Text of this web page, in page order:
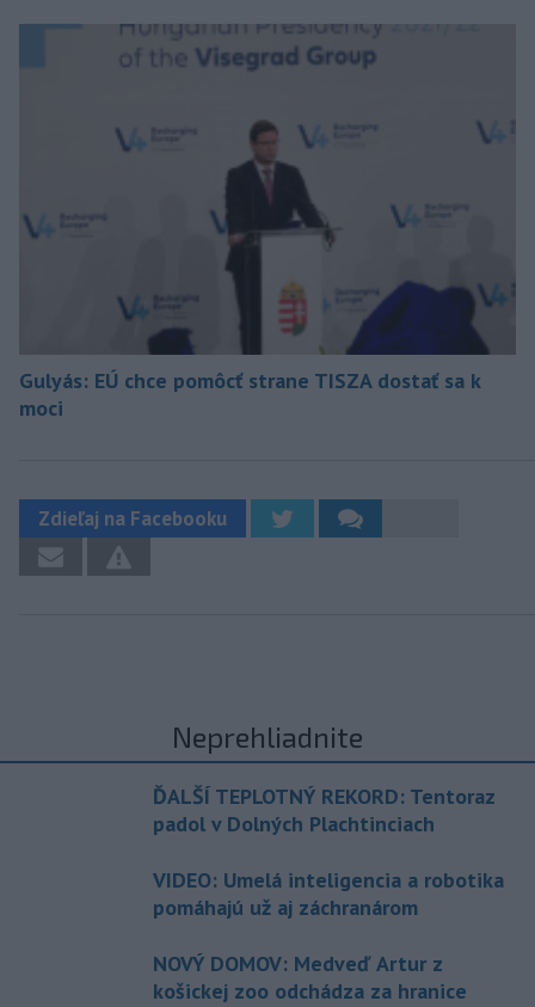
Gulyás: EÚ chce pomôcť strane TISZA dostať sa k
moci
Zdieľaj na Facebooku
Neprehliadnite
ĎALŠÍ TEPLOTNÝ REKORD: Tentoraz
padol v Dolných Plachtinciach
VIDEO: Umelá inteligencia a robotika
pomáhajú už aj záchranárom
NOVÝ DOMOV: Medveď Artur z
košickej zoo odchádza za hranice